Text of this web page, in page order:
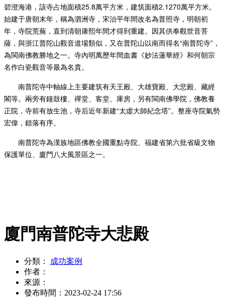
碧澄海港，該寺占地面積25.8萬平方米，建筑面積2.1270萬平方米。
始建于唐朝末年，稱為泗洲寺，宋治平年間改名為普照寺，明朝初
年，寺院荒蕪，直到清朝康熙年間才得到重建。因其供奉觀世音菩
薩 ，與浙江普陀山觀音道場類似，又在普陀山以南而得名“南普陀寺”，
為閩南佛教勝地之一。寺內明萬歷年間血書《妙法蓮華經》和何朝宗
名作白瓷觀音等最為名貴。
南普陀寺中軸線上主要建筑有天王殿、大雄寶殿、大悲殿、藏經
閣等。兩旁有鐘鼓樓、禪堂、客堂、庫房，另有閩南佛學院 ，佛教養
正院，寺前有放生池，寺后近年新建“太虛大師紀念塔”。整座寺院氣勢
宏偉，錯落有序。
南普陀寺為漢族地區佛教全國重點寺院 、福建省第六批省級文物
保護單位、廈門八大風景區之一。
廈門南普陀寺大悲殿
分類：
成功案例
作者：
來源：
發布時間： 2023-02-24 17:56